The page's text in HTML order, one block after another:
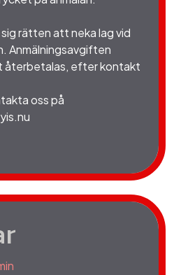
rätten att neka lag vid
Anmälningsavgiften
återbetalas, efter kontakt
oss på